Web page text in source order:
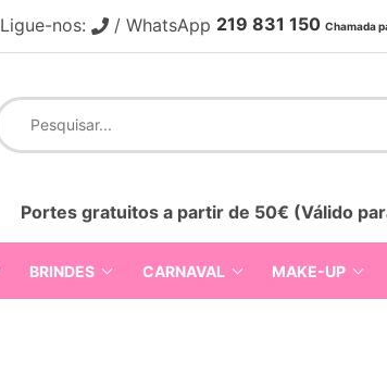
Ligue-nos: / WhatsApp 219 831 150 Chamada
Portes gratuitos a partir de 50€ (Válido
BRINDES CARNAVAL MAKE-UP